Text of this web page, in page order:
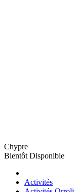
Chypre
Bientôt Disponible
Activités